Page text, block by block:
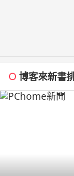
博客來新書